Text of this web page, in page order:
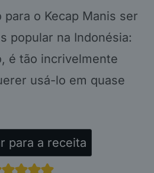
para o Kecap Manis ser
popular na Indonésia:
é tão incrivelmente
usá-lo em quase
para a receita